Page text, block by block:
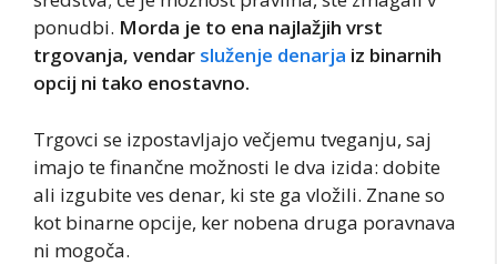
ponudbi. Morda je to ena najlažjih vrst
trgovanja, vendar služenje denarja iz binarnih
opcij ni tako enostavno.
Trgovci se izpostavljajo večjemu tveganju, saj
imajo te finančne možnosti le dva izida: dobite
ali izgubite ves denar, ki ste ga vložili. Znane so
kot binarne opcije, ker nobena druga poravnava
ni mogoča.